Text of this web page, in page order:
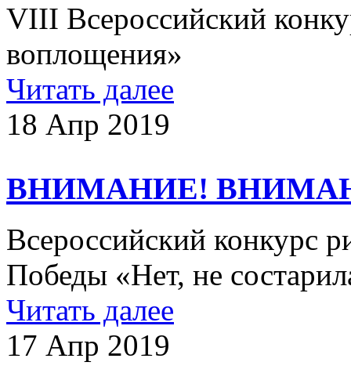
VIII Всероссийский
воплощения»
Читать далее
18 Апр 2019
ВНИМАНИЕ!
Всероссийский конкурс
Победы «Нет, не
Читать далее
17 Апр 2019